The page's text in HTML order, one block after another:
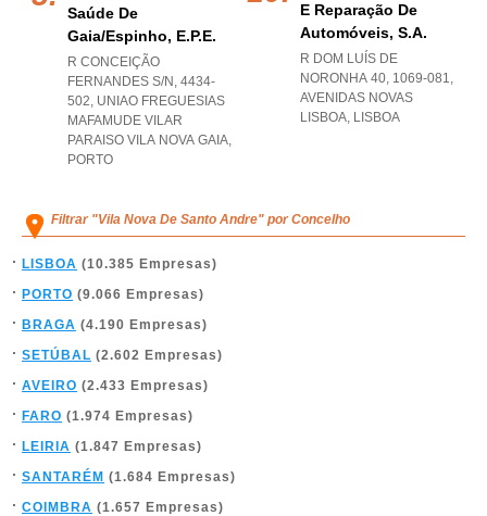
Saúde De
Gaia/espinho, E.p.e.
R CONCEIÇÃO
FERNANDES S/N, 4434-
502, UNIAO FREGUESIAS
MAFAMUDE VILAR
PARAISO VILA NOVA GAIA,
PORTO
E Reparação De
Automóveis, S.a.
R DOM LUÍS DE
NORONHA 40, 1069-081,
AVENIDAS NOVAS
LISBOA, LISBOA
Filtrar "Vila Nova De Santo Andre" por Concelho
LISBOA (10.385 Empresas)
PORTO (9.066 Empresas)
BRAGA (4.190 Empresas)
SETÚBAL (2.602 Empresas)
AVEIRO (2.433 Empresas)
FARO (1.974 Empresas)
LEIRIA (1.847 Empresas)
SANTARÉM (1.684 Empresas)
COIMBRA (1.657 Empresas)